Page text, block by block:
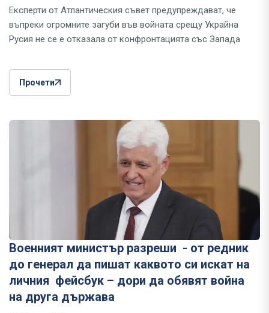
Експерти от Атлантическия съвет предупреждават, че
въпреки огромните загуби във войната срещу Украйна
Русия не се е отказала от конфронтацията със Запада
Прочети
Военният министър разреши - от редник
до генерал да пишат каквото си искат на
личния фейсбук – дори да обявят война
на друга държава